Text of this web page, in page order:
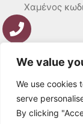
We value
We use cookies
serve
By clicking
Χαμένος